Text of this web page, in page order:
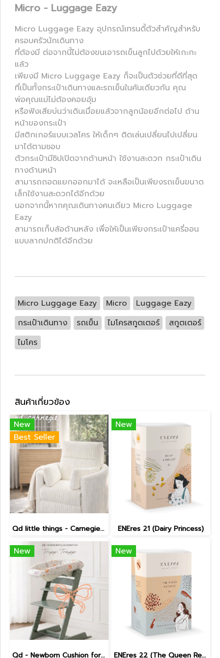
Micro - Luggage Eazy
Micro Luggage Eazy อุปกรณ์เทรนดี้ตัวสำคัญสำหรับ
ครอบครัวนักเดินทาง
ที่ต้องมี ต่อจากนี้ไม่ต้องขนเอารถเข็นลูกไปด้วยให้เกะกะ
แล้ว
เพียงมี Micro Luggage Eazy ก็จะเป็นตัวช่วยที่ดีที่สุด
ที่เป็นทั้งกระเป๋าเดินทางและรถเข็นในคันเดียวกัน คุณ
พ่อคุณแม่ไม่ต้องคอยอุ้ม
หรือฟังเสียบ่นว่าเดินเมื่อยแล้วจากลูกน้อยอีกต่อไป ด้าน
หน้าของกระเป๋า
มีสติกเกอร์แบบเวลโคร ให้เด็กๆ ติดเล่นเปลี่ยนไปเปลี่ยน
มาได้ตามชอบ
ตัวกระเป๋ามีซิปเปิดจากด้านหน้า ใช้งานสะดวก กระเป๋าเดิน
ทางด้านหน้า
สามารถถอดแยกออกมาได้ จะเหลือเป็นเพียงรถเข็นขนาด
เล็กใช้งานสะดวกได้อีกด้วย
นอกจากนี้หากคุณเดินทางคนเดียว Micro Luggage
Eazy
สามารถเก็บล้อด้านหลัง เพื่อให้เป็นเพียงกระเป๋าแครี่ออน
แบบลากปกติได้อีกด้วย
Micro Luggage Eazy Micro
Luggage Eazy
กระเป๋าเดินทาง
รถเข็น ไมโครสกูตเตอร์
สกูตเตอร์
ไมโคร
สินค้าเกี่ยวข้อง
New
Best Seller
Qd little things - Carnegie Electric Recliner
New
ENEres 21 (Dairy Princess)
New
Qd - Newborn Cushion for Tripp Trapp
New
ENEres 22 (The Queen Returns)